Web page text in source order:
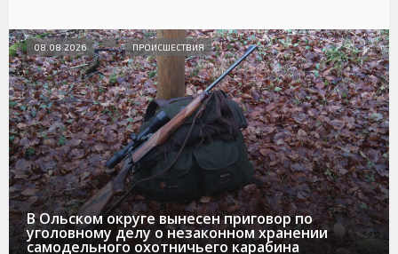
В Ольском округе вынесен приговор по
уголовному делу о незаконном хранении
самодельного охотничьего карабина
08.08.2026 ПРОИСШЕСТВИЯ